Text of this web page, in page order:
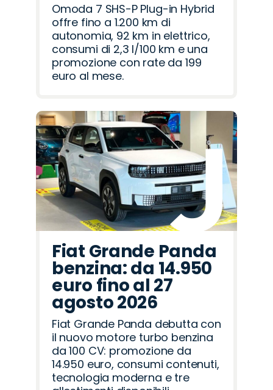
Omoda 7 SHS-P Plug-in Hybrid
offre fino a 1.200 km di
autonomia, 92 km in elettrico,
consumi di 2,3 l/100 km e una
promozione con rate da 199
euro al mese.
Fiat Grande Panda
benzina: da 14.950
euro fino al 27
agosto 2026
Fiat Grande Panda debutta con
il nuovo motore turbo benzina
da 100 CV: promozione da
14.950 euro, consumi contenuti,
tecnologia moderna e tre